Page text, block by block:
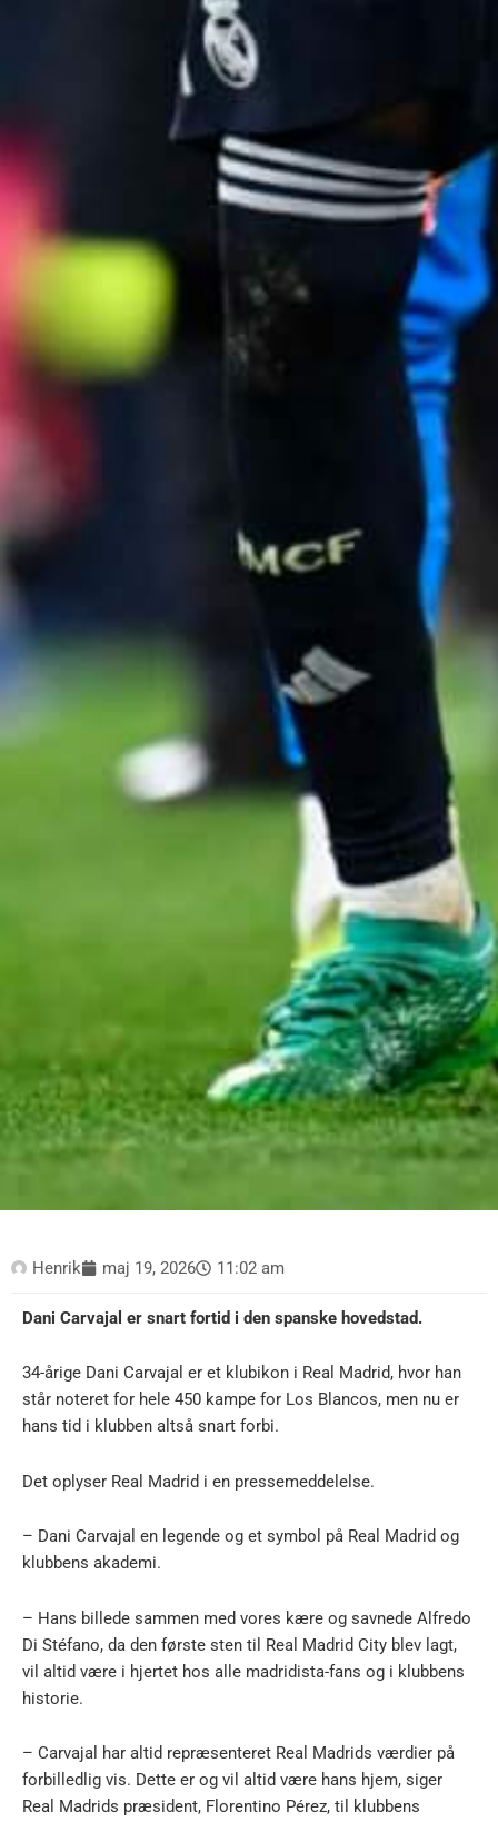
Henrik maj 19, 2026 11:02 am
Dani Carvajal er snart fortid i den spanske hovedstad.
34-årige Dani Carvajal er et klubikon i Real Madrid, hvor han
står noteret for hele 450 kampe for Los Blancos, men nu er
hans tid i klubben altså snart forbi.
Det oplyser Real Madrid i en pressemeddelelse.
– Dani Carvajal en legende og et symbol på Real Madrid og
klubbens akademi.
– Hans billede sammen med vores kære og savnede Alfredo
Di Stéfano, da den første sten til Real Madrid City blev lagt,
vil altid være i hjertet hos alle madridista-fans og i klubbens
historie.
– Carvajal har altid repræsenteret Real Madrids værdier på
forbilledlig vis. Dette er og vil altid være hans hjem, siger
Real Madrids præsident, Florentino Pérez, til klubbens